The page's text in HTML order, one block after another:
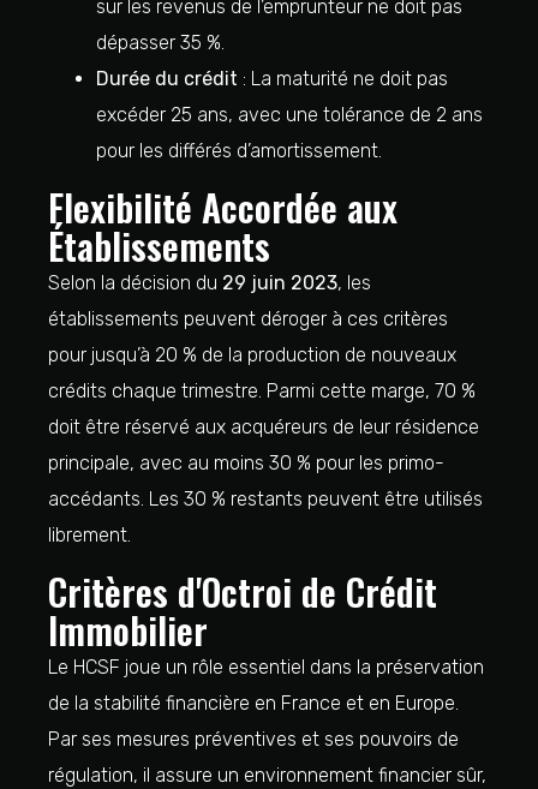
sur les revenus de l’emprunteur ne doit pas
dépasser 35 %.
Durée du crédit : La maturité ne doit pas
excéder 25 ans, avec une tolérance de 2 ans
pour les différés d’amortissement.
Flexibilité Accordée aux
Établissements
Selon la décision du 29 juin 2023, les
établissements peuvent déroger à ces critères
pour jusqu’à 20 % de la production de nouveaux
crédits chaque trimestre. Parmi cette marge, 70 %
doit être réservé aux acquéreurs de leur résidence
principale, avec au moins 30 % pour les primo-
accédants. Les 30 % restants peuvent être utilisés
librement.
Critères d'Octroi de Crédit
Immobilier
Le HCSF joue un rôle essentiel dans la préservation
de la stabilité financière en France et en Europe.
Par ses mesures préventives et ses pouvoirs de
régulation, il assure un environnement financier sûr,